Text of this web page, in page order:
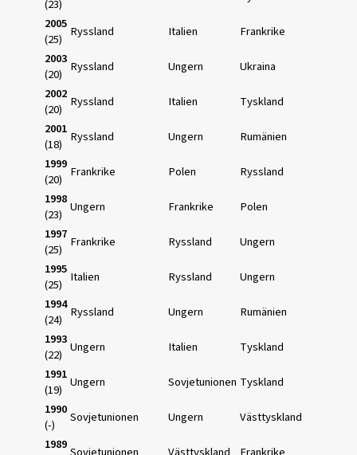
(23)
2005
(25) Ryssland Italien
Frankrike
2003
(20) Ryssland Ungern
Ukraina
2002
(20) Ryssland Italien
Tyskland
2001
(18) Ryssland Ungern
Rumänien
1999
(20) Frankrike Polen
Ryssland
1998
(23) Ungern Frankrike
Polen
1997
(25) Frankrike Ryssland
Ungern
1995
(25) Italien Ryssland
Ungern
1994
(24) Ryssland Ungern
Rumänien
1993
(22) Ungern Italien
Tyskland
1991
(19) Ungern Sovjetunionen Tyskland
1990
(-)
Sovjetunionen Ungern
Västtyskland
1989